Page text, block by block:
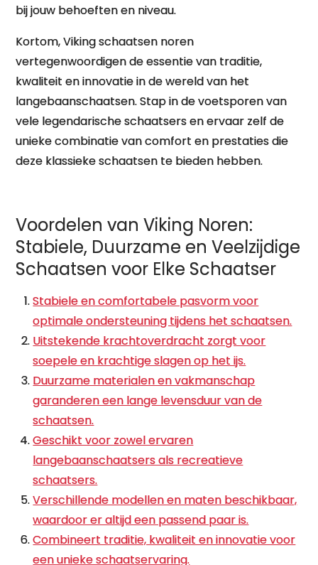
bij jouw behoeften en niveau.
Kortom, Viking schaatsen noren
vertegenwoordigen de essentie van traditie,
kwaliteit en innovatie in de wereld van het
langebaanschaatsen. Stap in de voetsporen van
vele legendarische schaatsers en ervaar zelf de
unieke combinatie van comfort en prestaties die
deze klassieke schaatsen te bieden hebben.
Voordelen van Viking Noren:
Stabiele, Duurzame en Veelzijdige
Schaatsen voor Elke Schaatser
Stabiele en comfortabele pasvorm voor
optimale ondersteuning tijdens het schaatsen.
Uitstekende krachtoverdracht zorgt voor
soepele en krachtige slagen op het ijs.
Duurzame materialen en vakmanschap
garanderen een lange levensduur van de
schaatsen.
Geschikt voor zowel ervaren
langebaanschaatsers als recreatieve
schaatsers.
Verschillende modellen en maten beschikbaar,
waardoor er altijd een passend paar is.
Combineert traditie, kwaliteit en innovatie voor
een unieke schaatservaring.